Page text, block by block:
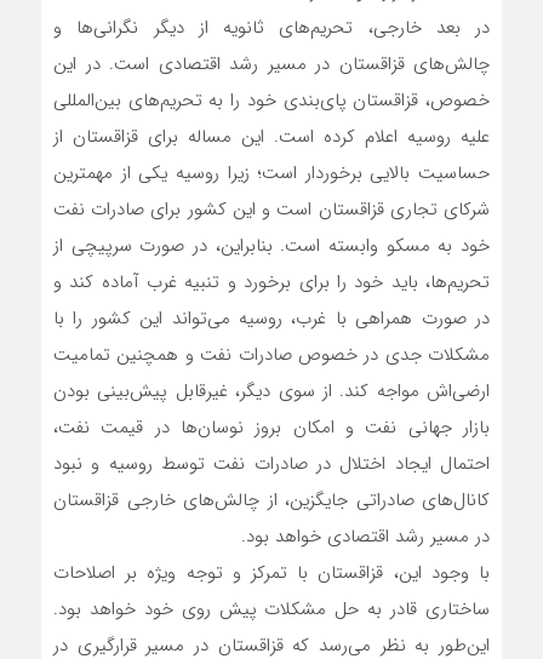
در بعد خارجی، تحریم‌های ثانویه از دیگر نگرانی‌ها و
چالش‌های قزاقستان در مسیر رشد اقتصادی است. در این
خصوص، قزاقستان پای‌بندی خود را به تحریم‌های بین‌المللی
علیه روسیه اعلام کرده است. این مساله برای قزاقستان از
حساسیت بالایی برخوردار است؛ زیرا روسیه یکی از مهمترین
شرکای تجاری قزاقستان است و این کشور برای صادرات نفت
خود به مسکو وابسته است. بنابراین، در صورت سرپیچی از
تحریم‌ها، باید خود را برای برخورد و تنبیه غرب آماده کند و
در صورت همراهی با غرب، روسیه می‌تواند این کشور را با
مشکلات جدی در خصوص صادرات نفت و همچنین تمامیت
ارضی‌اش مواجه کند. از سوی دیگر، غیرقابل پیش‌بینی بودن
بازار جهانی نفت و امکان بروز نوسان‌ها در قیمت نفت،
احتمال ایجاد اختلال در صادرات نفت توسط روسیه و نبود
کانال‌های صادراتی جایگزین، از چالش‌های خارجی قزاقستان
در مسیر رشد اقتصادی خواهد بود.
با وجود این، قزاقستان با تمرکز و توجه ویژه بر اصلاحات
ساختاری قادر به حل مشکلات پیش روی خود خواهد بود.
این‌طور به نظر می‌رسد که قزاقستان در مسیر قرارگیری در